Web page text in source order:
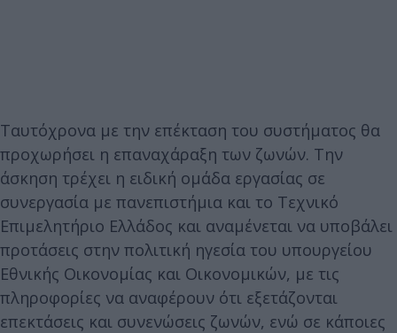
Ταυτόχρονα με την επέκταση του συστήματος θα
προχωρήσει η επαναχάραξη των ζωνών. Την
άσκηση τρέχει η ειδική ομάδα εργασίας σε
συνεργασία με πανεπιστήμια και το Τεχνικό
Επιμελητήριο Ελλάδος και αναμένεται να υποβάλει
προτάσεις στην πολιτική ηγεσία του υπουργείου
Εθνικής Οικονομίας και Οικονομικών, με τις
πληροφορίες να αναφέρουν ότι εξετάζονται
επεκτάσεις και συνενώσεις ζωνών, ενώ σε κάποιες